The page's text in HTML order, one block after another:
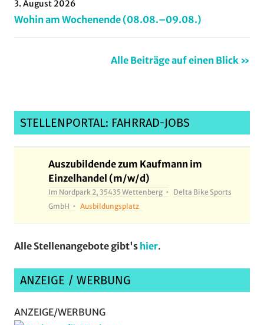
3. August 2026
Wohin am Wochenende (08.08.–09.08.)
Alle Beiträge auf einen Blick »
STELLENPORTAL: FAHRRAD-JOBS
Auszubildende zum Kaufmann im
Einzelhandel (m/w/d)
Im Nordpark 2, 35435 Wettenberg
Delta Bike Sports
GmbH
Ausbildungsplatz
Alle Stellenangebote gibt's hier.
ANZEIGE / WERBUNG
ANZEIGE/WERBUNG